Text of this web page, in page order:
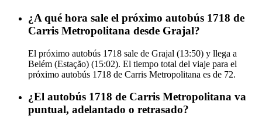
¿A qué hora sale el próximo autobús 1718 de
Carris Metropolitana desde Grajal?
El próximo autobús 1718 sale de Grajal (13:50) y llega a
Belém (Estação) (15:02). El tiempo total del viaje para el
próximo autobús 1718 de Carris Metropolitana es de 72.
¿El autobús 1718 de Carris Metropolitana va
puntual, adelantado o retrasado?